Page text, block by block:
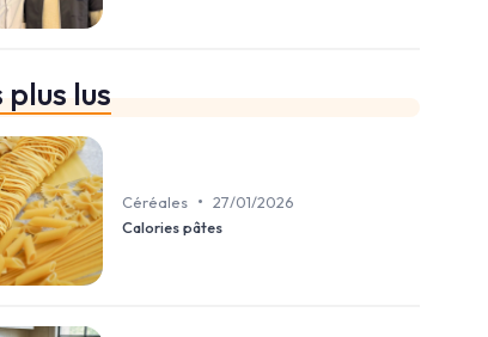
plus lus
Céréales • 27/01/2026
Calories pâtes